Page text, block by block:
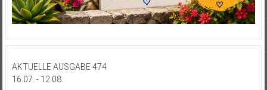
AKTUELLE AUSGABE 474
16.07. - 12.08.